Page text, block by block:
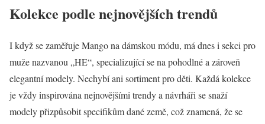
Kolekce podle nejnovějších trendů
I když se zaměřuje Mango na dámskou módu, má dnes i sekci pro
muže nazvanou „HE“, specializující se na pohodlné a zároveň
elegantní modely. Nechybí ani sortiment pro děti. Každá kolekce
je vždy inspirována nejnovějšími trendy a návrháři se snaží
modely přizpůsobit specifikům dané země, což znamená, že se